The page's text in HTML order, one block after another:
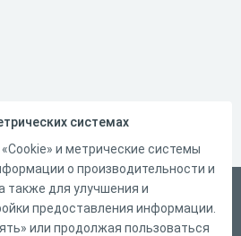
системах
и метрические системы
о производительности и
также для улучшения и
предоставления информации.
или продолжая пользоваться